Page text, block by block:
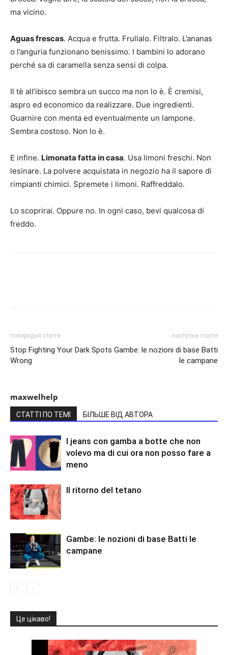
ma vicino.
Aguas frescas. Acqua e frutta. Frullalo. Filtralo. L’ananas
o l’anguria funzionano benissimo. I bambini lo adorano
perché sa di caramella senza sensi di colpa.
Il tè all’ibisco sembra un succo ma non lo è. È cremisi,
aspro ed economico da realizzare. Due ingredienti.
Guarnire con menta ed eventualmente un lampone.
Sembra costoso. Non lo è.
E infine. Limonata fatta in casa. Usa limoni freschi. Non
lesinare. La polvere acquistata in negozio ha il sapore di
rimpianti chimici. Spremete i limoni. Raffreddalo.
Lo scoprirai. Oppure no. In ogni caso, bevi qualcosa di
freddo.
попередня стаття
Stop Fighting Your Dark Spots
Wrong
наступна стаття
Gambe: le nozioni di base Batti
le campane
maxwelhelp
СТАТТІ ПО ТЕМІ БІЛЬШЕ ВІД АВТОРА
I jeans con gamba a botte che non
volevo ma di cui ora non posso fare a
meno
Il ritorno del tetano
Gambe: le nozioni di base Batti le
campane
Це цікаво!